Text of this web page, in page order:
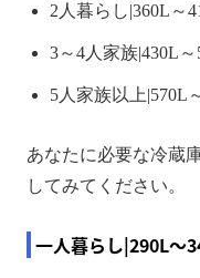
2人暮らし|360L～
3～4人家族|430L～
5人家族以上|570L
あなたに必要な冷蔵
してみてください。
一人暮らし|290L～